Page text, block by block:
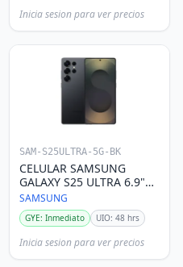
Inicia sesion para ver precios
SAM-S25ULTRA-5G-BK
CELULAR SAMSUNG
GALAXY S25 ULTRA 6.9"
5G 12GB 512GB BLACK DS
SAMSUNG
GYE: Inmediato UIO: 48 hrs
Inicia sesion para ver precios